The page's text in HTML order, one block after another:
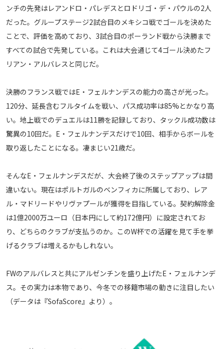
運営会社
ご利用にあたって
Share
© AbemaTV. Inc. All Rights Reserved.
ンチの先発はレアンドロ・パレデスとロドリゴ・デ・パウルの2人
だった。グループステージ2試合目のメキシコ戦でゴールを決めた
ことで、評価を高めており、3試合目のポーランド戦から決勝まで
すべての試合で先発している。これは大会通じて4ゴール決めたフ
リアン・アルバレスと同じだ。
決勝のフランス戦ではE・フェルナンデスの能力の高さが光った。
120分、延長含むフルタイムを戦い、パス成功率は85%とかなり高
い。地上戦でのデュエルは11勝を記録しており、タックル成功数は
驚異の10回だ。E・フェルナンデスだけで10回、相手からボールを
取り返したことになる。凄まじい21歳だ。
そんなE・フェルナンデスだが、大会終了後のステップアップは間
違いない。現在はポルトガルのベンフィカに所属しており、レア
ル・マドリードやリヴァプールが獲得を目指している。契約解除金
は1億2000万ユーロ（日本円にして約172億円）に設定されてお
り、どちらのクラブが支払うのか。このW杯での活躍を見て手を挙
げるクラブは増えるかもしれない。
FWのアルバレスと共にアルゼンチンを盛り上げたE・フェルナンデ
ス。その実力は本物であり、今冬での移籍市場の動きに注目したい
（データは『SofaScore』より）。